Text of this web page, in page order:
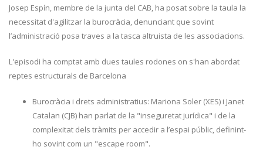
Josep Espín, membre de la junta del CAB, ha posat sobre la taula la
necessitat d'agilitzar la burocràcia, denunciant que sovint
l’administració posa traves a la tasca altruista de les associacions.
L'episodi ha comptat amb dues taules rodones on s'han abordat
reptes estructurals de Barcelona
Burocràcia i drets administratius: Mariona Soler (XES) i Janet
Catalan (CJB) han parlat de la "inseguretat jurídica" i de la
complexitat dels tràmits per accedir a l’espai públic, definint-
ho sovint com un "escape room".